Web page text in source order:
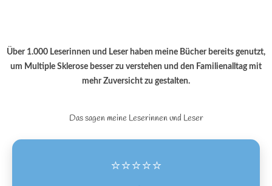
Über 1.000 Leserinnen und Leser haben meine Bücher bereits genutzt,
um Multiple Sklerose besser zu verstehen und den Familienalltag mit
mehr Zuversicht zu gestalten.
Das sagen meine Leserinnen und Leser
⭐⭐⭐⭐⭐